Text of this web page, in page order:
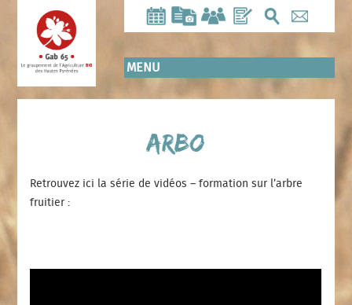
contenu
principal
MENU
Arbo
Retrouvez ici la série de vidéos – formation sur l’arbre
fruitier :